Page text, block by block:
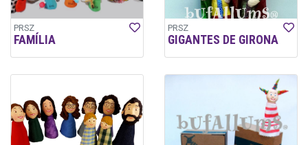
PRSZ
FAMÍLIA
PRSZ
GIGANTES DE GIRONA